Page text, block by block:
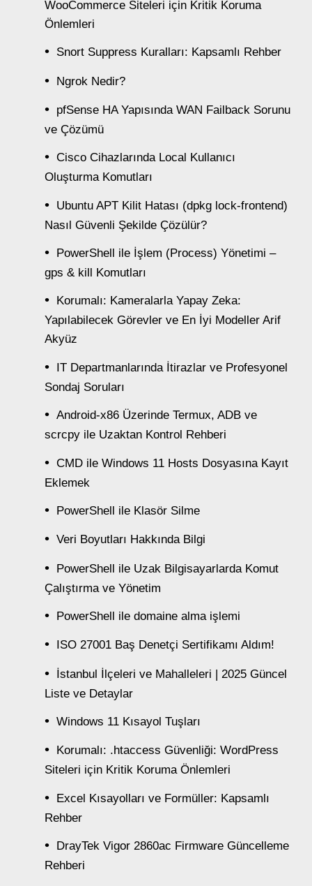
WooCommerce Siteleri için Kritik Koruma
Önlemleri
Snort Suppress Kuralları: Kapsamlı Rehber
Ngrok Nedir?
pfSense HA Yapısında WAN Failback Sorunu
ve Çözümü
Cisco Cihazlarında Local Kullanıcı
Oluşturma Komutları
Ubuntu APT Kilit Hatası (dpkg lock-frontend)
Nasıl Güvenli Şekilde Çözülür?
PowerShell ile İşlem (Process) Yönetimi –
gps & kill Komutları
Korumalı: Kameralarla Yapay Zeka:
Yapılabilecek Görevler ve En İyi Modeller Arif
Akyüz
IT Departmanlarında İtirazlar ve Profesyonel
Sondaj Soruları
Android-x86 Üzerinde Termux, ADB ve
scrcpy ile Uzaktan Kontrol Rehberi
CMD ile Windows 11 Hosts Dosyasına Kayıt
Eklemek
PowerShell ile Klasör Silme
Veri Boyutları Hakkında Bilgi
PowerShell ile Uzak Bilgisayarlarda Komut
Çalıştırma ve Yönetim
PowerShell ile domaine alma işlemi
ISO 27001 Baş Denetçi Sertifikamı Aldım!
İstanbul İlçeleri ve Mahalleleri | 2025 Güncel
Liste ve Detaylar
Windows 11 Kısayol Tuşları
Korumalı: .htaccess Güvenliği: WordPress
Siteleri için Kritik Koruma Önlemleri
Excel Kısayolları ve Formüller: Kapsamlı
Rehber
DrayTek Vigor 2860ac Firmware Güncelleme
Rehberi